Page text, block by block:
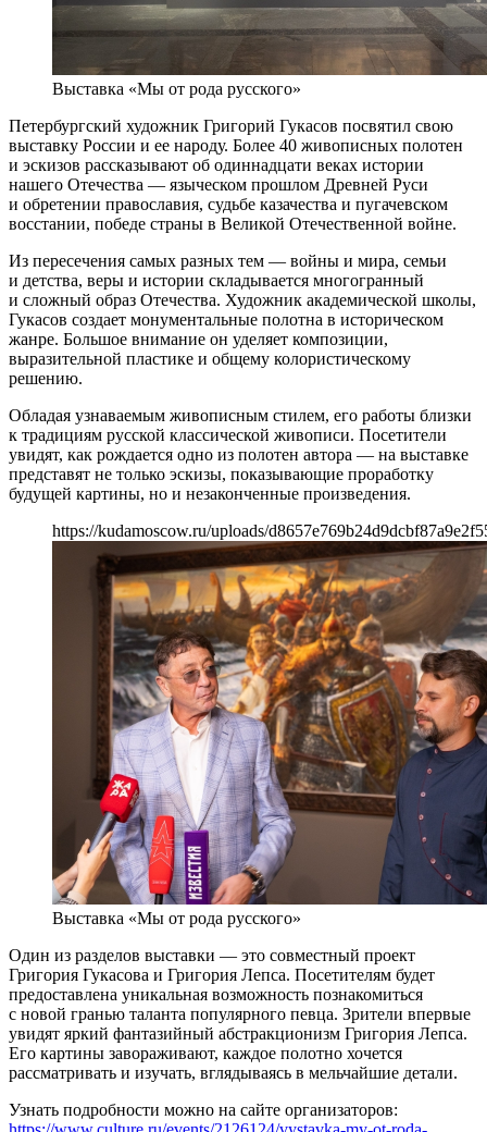
Выставка «Мы от рода русского»
Петербургский художник Григорий Гукасов посвятил свою
выставку России и ее народу. Более 40 живописных полотен
и эскизов рассказывают об одиннадцати веках истории
нашего Отечества — языческом прошлом Древней Руси
и обретении православия, судьбе казачества и пугачевском
восстании, победе страны в Великой Отечественной войне.
Из пересечения самых разных тем — войны и мира, семьи
и детства, веры и истории складывается многогранный
и сложный образ Отечества. Художник академической школы,
Гукасов создает монументальные полотна в историческом
жанре. Большое внимание он уделяет композиции,
выразительной пластике и общему колористическому
решению.
Обладая узнаваемым живописным стилем, его работы близки
к традициям русской классической живописи. Посетители
увидят, как рождается одно из полотен автора — на выставке
представят не только эскизы, показывающие проработку
будущей картины, но и незаконченные произведения.
https://kudamoscow.ru/uploads/
Выставка «Мы от рода русского»
Один из разделов выставки — это совместный проект
Григория Гукасова и Григория Лепса. Посетителям будет
предоставлена уникальная возможность познакомиться
с новой гранью таланта популярного певца. Зрители впервые
увидят яркий фантазийный абстракционизм Григория Лепса.
Его картины завораживают, каждое полотно хочется
рассматривать и изучать, вглядываясь в мельчайшие детали.
Узнать подробности можно на сайте организаторов: